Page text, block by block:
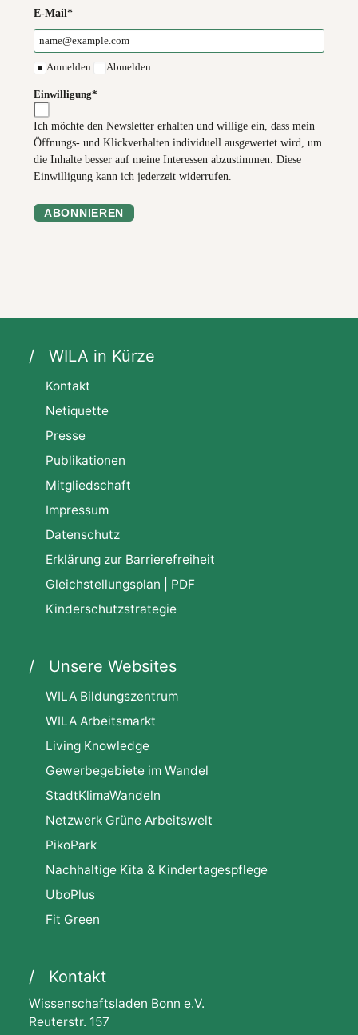
E-Mail*
Anmelden Abmelden
Einwilligung*
Ich möchte den Newsletter erhalten und willige ein, dass mein
Öffnungs- und Klickverhalten individuell ausgewertet wird, um
die Inhalte besser auf meine Interessen abzustimmen. Diese
Einwilligung kann ich jederzeit widerrufen.
ABONNIEREN
WILA in Kürze
Kontakt
Netiquette
Presse
Publikationen
Mitgliedschaft
Impressum
Datenschutz
Erklärung zur Barrierefreiheit
Gleichstellungsplan | PDF
Kinderschutzstrategie
Unsere Websites
WILA Bildungszentrum
WILA Arbeitsmarkt
Living Knowledge
Gewerbegebiete im Wandel
StadtKlimaWandeln
Netzwerk Grüne Arbeitswelt
PikoPark
Nachhaltige Kita & Kindertagespflege
UboPlus
Fit Green
Kontakt
Wissenschaftsladen Bonn e.V.
Reuterstr. 157